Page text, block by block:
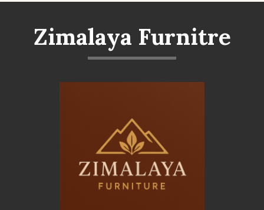
Zimalaya Furnitre